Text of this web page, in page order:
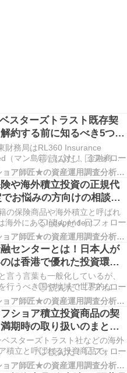
スターズトラスト既存契
約する前に知るべき5つの
でなくIFAに問題があるの
！
財務局はRL360 Insurance
（マン島籍）に対し、金融商品
けずにRSP(Regular Savings
スキームの募集・運用を行って
発した。 海外の保険会社が日本
★オフショア師匠★の資産運用調査分析ダイアリー
や海外積立投資の正規代
お悩みの方向けの相談対
やここは避けるべきとい
です！
の保険商品や海外積立と呼ばれ
海外にあるIndependent
が契約からアフターサポート
になっている。 なので、正規代
最重要と呼ばれる世界となって
★オフショア師匠★の資産運用調査分析ダイアリー
センターとは！日本人が
は香港で優れた投資環境
口座や保険商品が提供さ
言う言葉も一般化しているが、
行うべき国や地域で世界的な金
ア金融センターと呼ばれてい
近く日本人が利用しやすいのが
金融センターをwikipediaで調べ
ように書かれている。 通常は、
★オフショア師匠★の資産運用調査分析ダイアリー
ショア積立投資商品の契
期時の取り扱いのまと
・死亡時受取人、信託受
し！
スターズトラスト社などの海外
積立と呼ばれる投資商品で、契
や満期時に、どのように扱われ★オフショア師匠★の資産運用調査分析ダイアリー